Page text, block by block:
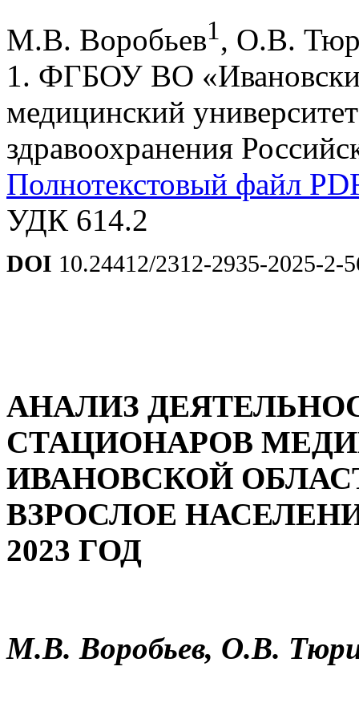
М.В. Воробьев1, О.В.
1. ФГБОУ ВО
медицинский
здравоохранения
Полнотекстовый файл
УДК 614.2
DOI 10.24412/2312-2935-2025-2-
АНАЛИЗ
СТАЦИОНАРОВ
ИВАНОВСКОЙ
ВЗРОСЛОЕ
2023 ГОД
М.В. Воробьев, О.В.